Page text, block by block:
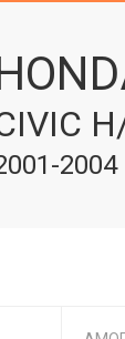
2004